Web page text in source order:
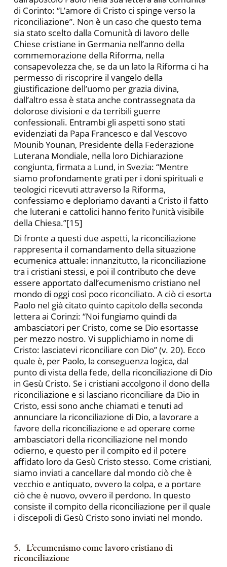
di Corinto: “L’amore di Cristo ci spinge verso la
riconciliazione”. Non è un caso che questo tema
sia stato scelto dalla Comunità di lavoro delle
Chiese cristiane in Germania nell’anno della
commemorazione della Riforma, nella
consapevolezza che, se da un lato la Riforma ci ha
permesso di riscoprire il vangelo della
giustificazione dell’uomo per grazia divina,
dall’altro essa è stata anche contrassegnata da
dolorose divisioni e da terribili guerre
confessionali. Entrambi gli aspetti sono stati
evidenziati da Papa Francesco e dal Vescovo
Mounib Younan, Presidente della Federazione
Luterana Mondiale, nella loro Dichiarazione
congiunta, firmata a Lund, in Svezia: “Mentre
siamo profondamente grati per i doni spirituali e
teologici ricevuti attraverso la Riforma,
confessiamo e deploriamo davanti a Cristo il fatto
che luterani e cattolici hanno ferito l’unità visibile
della Chiesa.”[15]
Di fronte a questi due aspetti, la riconciliazione
rappresenta il comandamento della situazione
ecumenica attuale: innanzitutto, la riconciliazione
tra i cristiani stessi, e poi il contributo che deve
essere apportato dall’ecumenismo cristiano nel
mondo di oggi così poco riconciliato. A ciò ci esorta
Paolo nel già citato quinto capitolo della seconda
lettera ai Corinzi: “Noi fungiamo quindi da
ambasciatori per Cristo, come se Dio esortasse
per mezzo nostro. Vi supplichiamo in nome di
Cristo: lasciatevi riconciliare con Dio” (v. 20). Ecco
quale è, per Paolo, la conseguenza logica, dal
punto di vista della fede, della riconciliazione di Dio
in Gesù Cristo. Se i cristiani accolgono il dono della
riconciliazione e si lasciano riconciliare da Dio in
Cristo, essi sono anche chiamati e tenuti ad
annunciare la riconciliazione di Dio, a lavorare a
favore della riconciliazione e ad operare come
ambasciatori della riconciliazione nel mondo
odierno, e questo per il compito ed il potere
affidato loro da Gesù Cristo stesso. Come cristiani,
siamo inviati a cancellare dal mondo ciò che è
vecchio e antiquato, ovvero la colpa, e a portare
ciò che è nuovo, ovvero il perdono. In questo
consiste il compito della riconciliazione per il quale
i discepoli di Gesù Cristo sono inviati nel mondo.
5. L’ecumenismo come lavoro cristiano di
riconciliazione